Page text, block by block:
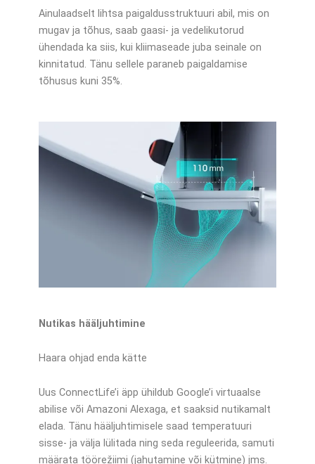
Ainulaadselt lihtsa paigaldusstruktuuri abil, mis on
mugav ja tõhus, saab gaasi- ja vedelikutorud
ühendada ka siis, kui kliimaseade juba seinale on
kinnitatud. Tänu sellele paraneb paigaldamise
tõhusus kuni 35%.
Nutikas hääljuhtimine
Haara ohjad enda kätte
Uus ConnectLife’i äpp ühildub Google’i virtuaalse
abilise või Amazoni Alexaga, et saaksid nutikamalt
elada. Tänu hääljuhtimisele saad temperatuuri
sisse- ja välja lülitada ning seda reguleerida, samuti
määrata töörežiimi (jahutamine või kütmine) jms.